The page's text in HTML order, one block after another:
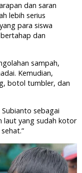
dan saran
lebih serius
para siswa
dan
sampah,
Kemudian,
botol tumbler, dan
sebagai
laut yang sudah kotor